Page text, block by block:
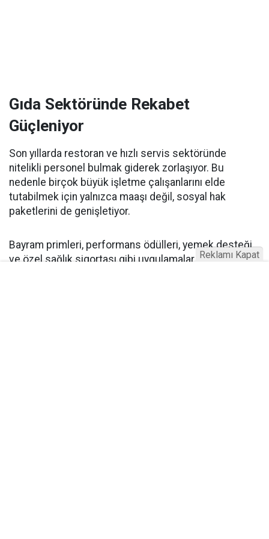
Gıda Sektöründe Rekabet
Güçleniyor
Son yıllarda restoran ve hızlı servis sektöründe
nitelikli personel bulmak giderek zorlaşıyor. Bu
nedenle birçok büyük işletme çalışanlarını elde
tutabilmek için yalnızca maaşı değil, sosyal hak
paketlerini de genişletiyor.
Bayram primleri, performans ödülleri, yemek desteği
ve özel sağlık sigortası gibi uygulamalar artık birçok
Reklamı Kapat